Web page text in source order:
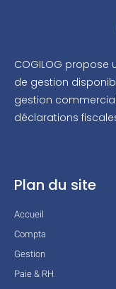
COGILOG
de gestion
gestion
déclarations
Plan du site
Accueil
Compta
Gestion
Paie & RH